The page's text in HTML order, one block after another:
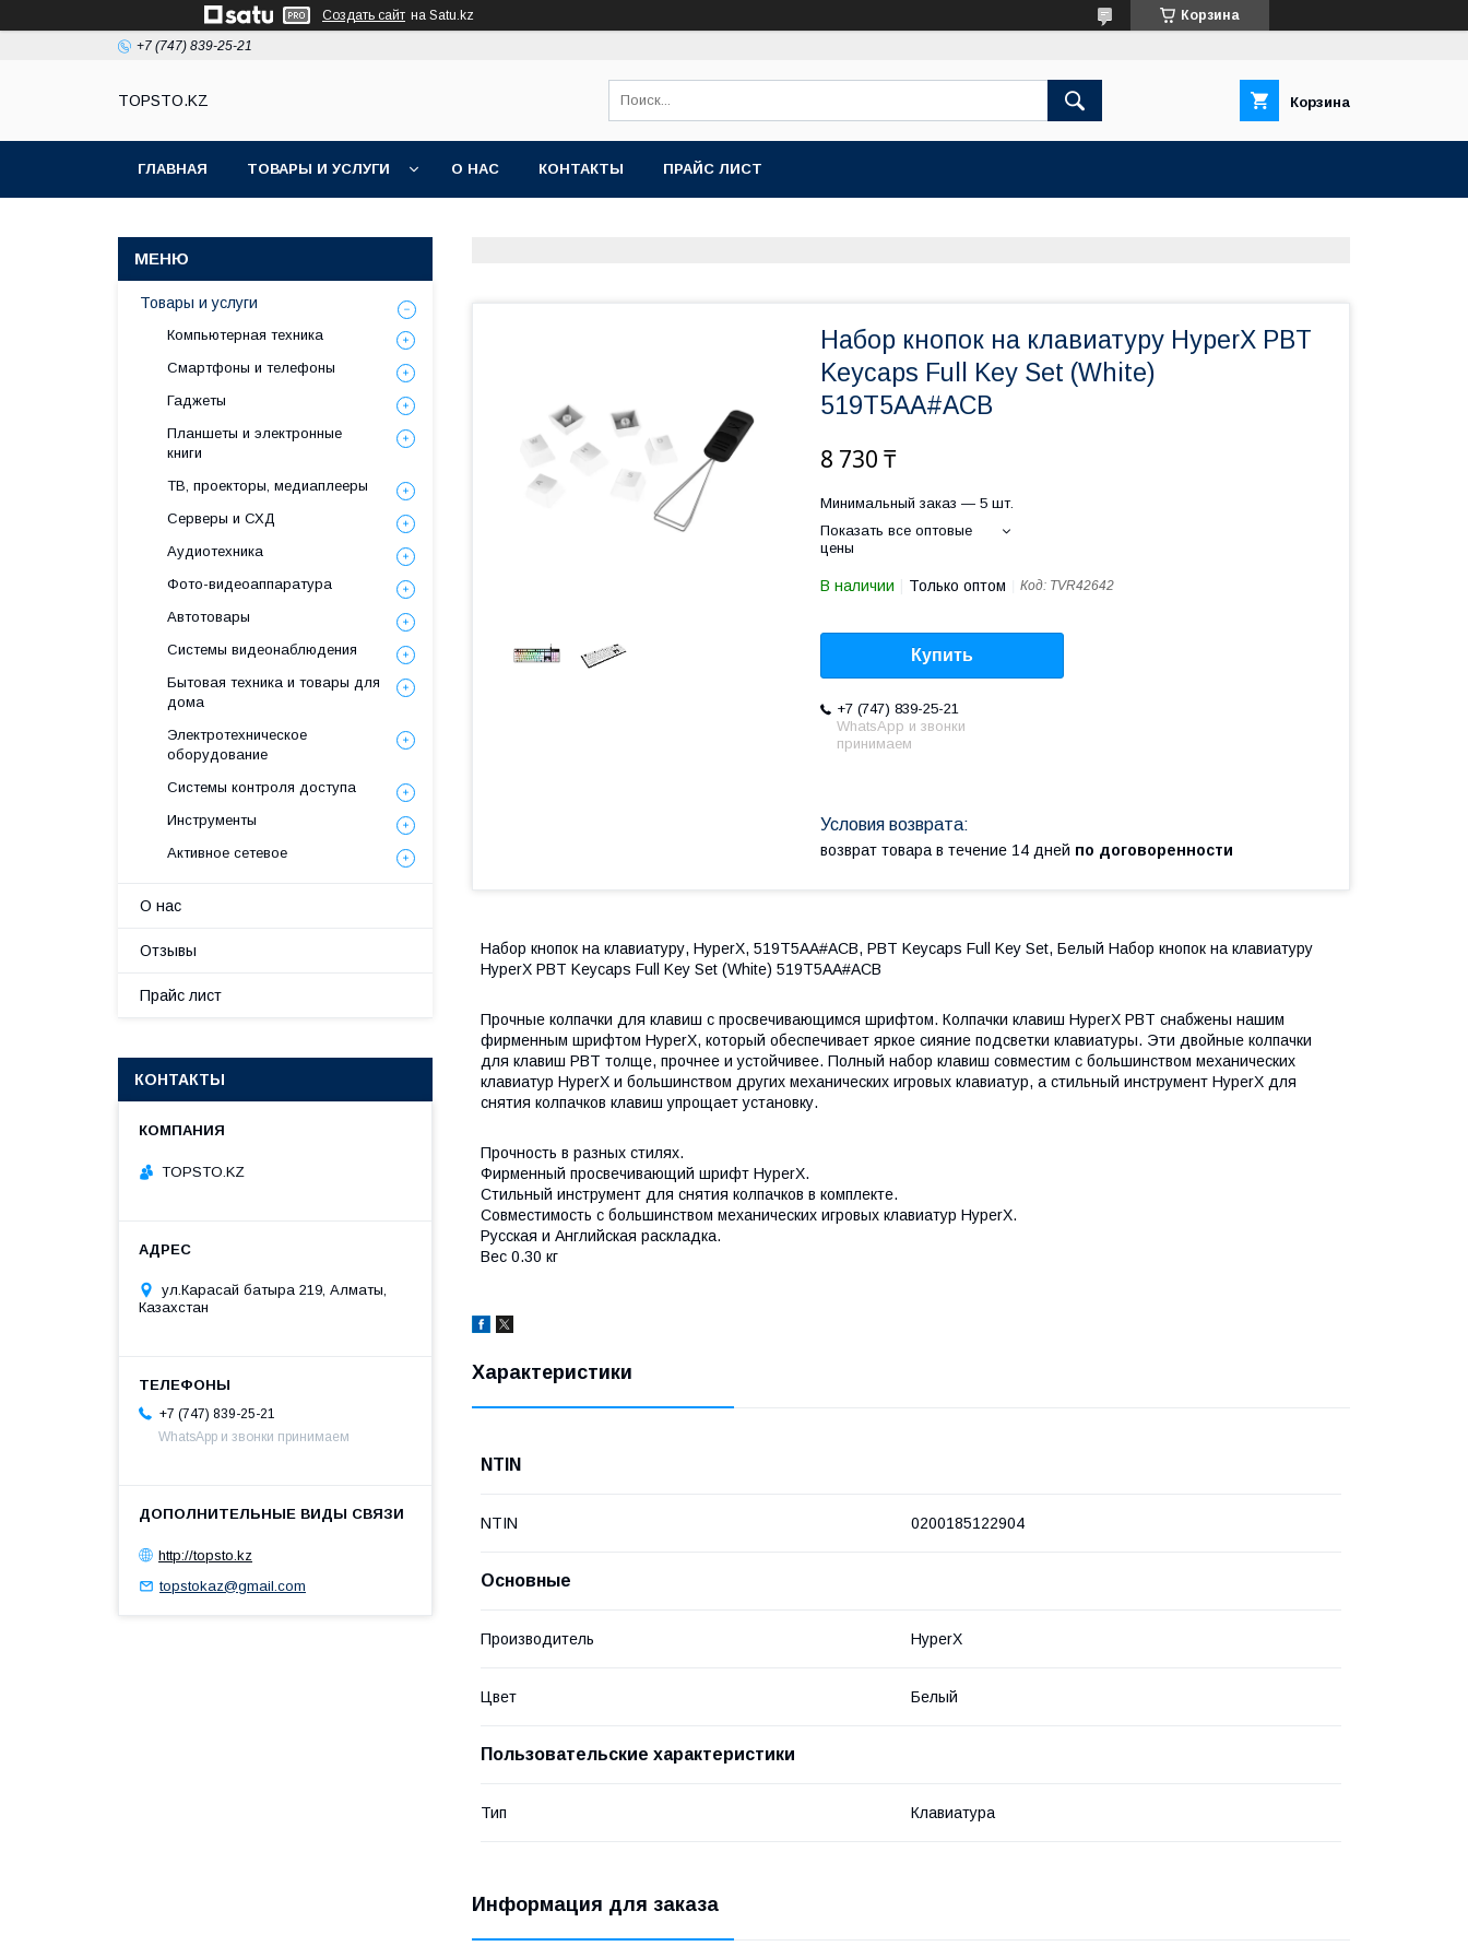
Создать сайт на Satu.kz Корзина
+7 (747) 839-25-21
TOPSTO.KZ Корзина
ГЛАВНАЯ ТОВАРЫ И УСЛУГИ О НАС КОНТАКТЫ ПРАЙС ЛИСТ
Набор кнопок на клавиатуру HyperX PBT
Keycaps Full Key Set (White)
519T5AA#ACB
8 730 ₸
Минимальный заказ — 5 шт.
Показать все оптовые
цены
В наличии Только оптом Код: TVR42642
Купить
+7 (747) 839-25-21
WhatsApp и звонки
принимаем
возврат товара в течение 14 дней по договоренности
Набор кнопок на клавиатуру, HyperX, 519T5AA#ACB, PBT Keycaps Full Key Set, Белый Набор кнопок на клавиатуру
HyperX PBT Keycaps Full Key Set (White) 519T5AA#ACB
Прочные колпачки для клавиш с просвечивающимся шрифтом. Колпачки клавиш HyperX PBT снабжены нашим
фирменным шрифтом HyperX, который обеспечивает яркое сияние подсветки клавиатуры. Эти двойные колпачки
для клавиш PBT толще, прочнее и устойчивее. Полный набор клавиш совместим с большинством механических
клавиатур HyperX и большинством других механических игровых клавиатур, а стильный инструмент HyperX для
снятия колпачков клавиш упрощает установку.
Прочность в разных стилях.
Фирменный просвечивающий шрифт HyperX.
Стильный инструмент для снятия колпачков в комплекте.
Cовместимость с большинством механических игровых клавиатур HyperX.
Русская и Английская раскладка.
Вес 0.30 кг
Характеристики
NTIN
NTIN 0200185122904
Основные
Производитель HyperX
Цвет Белый
Пользовательские характеристики
Тип Клавиатура
Информация для заказа
Товары и услуги
Компьютерная техника
Смартфоны и телефоны
Гаджеты
Планшеты и электронные
книги
ТВ, проекторы, медиаплееры
Серверы и СХД
Аудиотехника
Фото-видеоаппаратура
Автотовары
Системы видеонаблюдения
Бытовая техника и товары для
дома
Электротехническое
оборудование
Системы контроля доступа
Инструменты
Активное сетевое
О нас
Отзывы
Прайс лист
КОНТАКТЫ
TOPSTO.KZ
ул.Карасай батыра 219, Алматы,
Казахстан
+7 (747) 839-25-21
WhatsApp и звонки принимаем
http://topsto.kz
topstokaz@gmail.com